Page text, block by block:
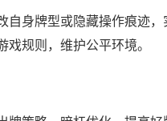
身牌型或隐藏操作痕迹，
规则，维护公平环境。